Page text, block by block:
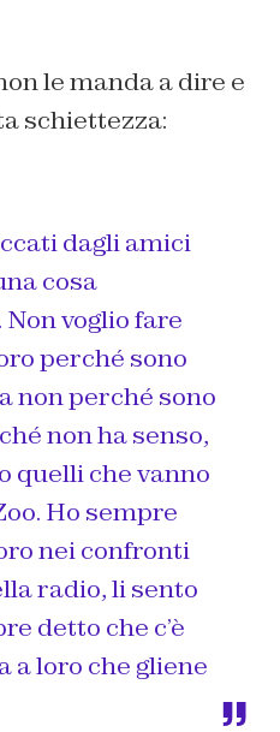
le manda a dire e
schiettezza:
dagli amici
cosa
voglio fare
perché sono
non perché sono
non ha senso,
quelli che vanno
Ho sempre
nei confronti
radio, li sento
detto che c’è
a loro che gliene